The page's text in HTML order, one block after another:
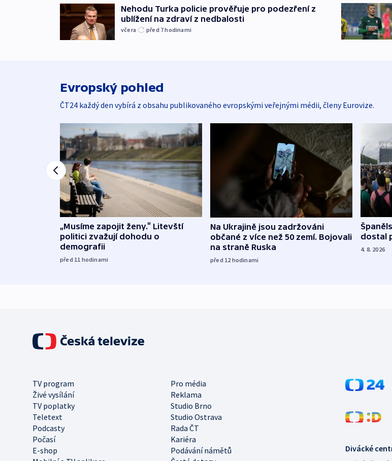
Nehodu Turka policie prověřuje pro podezření z
ublížení na zdraví z nedbalosti
včera před 7hodinami
Evropský pohled
ČT24 každý den vybírá z obsahu publikovaného evropskými veřejnými médii, členy Eurovize.
„Musíme zapojit ženy.“ Litevští
politici zvažují dohodu o
demografii
před 11 hodinami
Na Ukrajině jsou zadržováni
občané z více než 50 zemí. Bojovali
na straně Ruska
před 12 hodinami
dostal
4. 8. 2026
TV program
Pro média
Živé vysílání
Reklama
TV poplatky
Studio Brno
Teletext
Studio Ostrava
Podcasty
Rada ČT
Počasí
Kariéra
E-shop
Podávání námětů
Divácké